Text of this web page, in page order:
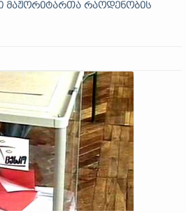
მაჟორიტართა რაოდენობის